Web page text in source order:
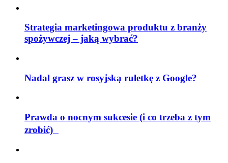
Strategia marketingowa produktu z branży
spożywczej – jaką wybrać?
Nadal grasz w rosyjską ruletkę z Google?
Prawda o nocnym sukcesie (i co trzeba z tym
zrobić)